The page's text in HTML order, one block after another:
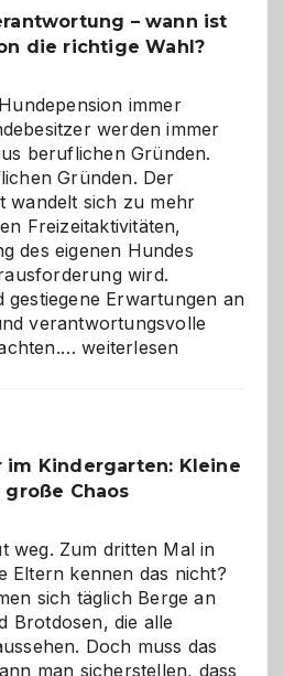
– wann ist
die richtige Wahl?
immer
werden immer
beruflichen Gründen.
Gründen. Der
wandelt sich zu mehr
Freizeitaktivitäten,
des eigenen Hundes
wird.
gestiegene Erwartungen an
verantwortungsvolle
Betreuung
ist
eine
die
richtige
Wahl?
weiterlesen
im Kindergarten: Kleine
Chaos
weg. Zum dritten Mal in
Eltern kennen das nicht?
sich täglich Berge an
Brotdosen, die alle
Doch muss das
man sicherstellen, dass